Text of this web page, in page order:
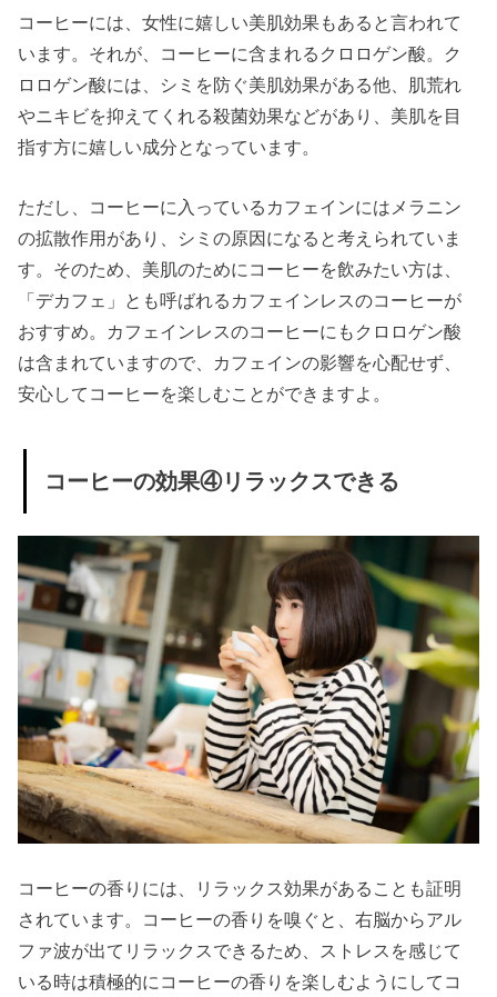
» コーヒ
ーのデ
メリッ
ト①夜
と不眠
になり
やすい
» コーヒ
ーのデ
メリッ
ト②貧
る可能
» コーヒ
ーのデ
メリッ
ト③乳
幼児や
妊婦へ
の悪影
響
› コーヒーは、
もともと食用
だった！？
› 最後に
コーヒーには、女性に嬉しい美肌効果もあると言われて
います。それが、コーヒーに含まれるクロロゲン酸。ク
ロロゲン酸には、シミを防ぐ美肌効果がある他、肌荒れ
やニキビを抑えてくれる殺菌効果などがあり、美肌を目
指す方に嬉しい成分となっています。
ただし、コーヒーに入っているカフェインにはメラニン
の拡散作用があり、シミの原因になると考えられていま
す。そのため、美肌のためにコーヒーを飲みたい方は、
「デカフェ」とも呼ばれるカフェインレスのコーヒーが
おすすめ。カフェインレスのコーヒーにもクロロゲン酸
は含まれていますので、カフェインの影響を心配せず、
安心してコーヒーを楽しむことができますよ。
コーヒーの効果④リラックスできる
コーヒーの香りには、リラックス効果があることも証明
されています。コーヒーの香りを嗅ぐと、右脳からアル
ファ波が出てリラックスできるため、ストレスを感じて
いる時は積極的にコーヒーの香りを楽しむようにしてコ